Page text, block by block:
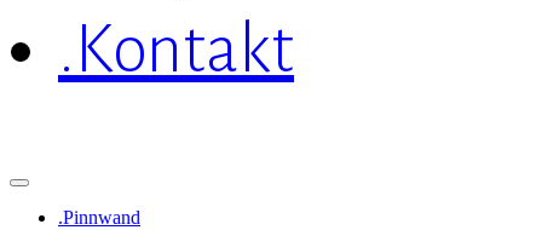
.Kontakt
.Pinnwand